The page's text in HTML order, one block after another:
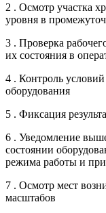
2 . Осмотр участка
уровня в
3 . Проверка
их состояния в
4 . Контроль
оборудования
5 . Фиксация
6 . Уведомление
состоянии
режима работы и
7 . Осмотр мест
масштабов